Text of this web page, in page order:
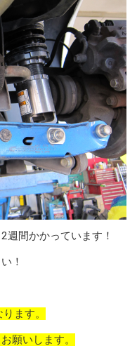
週間かかっています！
！
ます。
願いします。